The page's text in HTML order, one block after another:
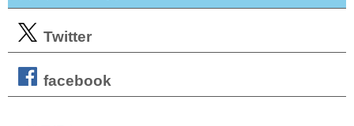
Twitter
facebook